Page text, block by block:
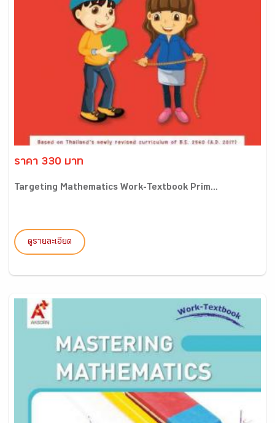
ราคา 330 บาท
Targeting Mathematics Work-Textbook Prim...
ดูรายละเอียด